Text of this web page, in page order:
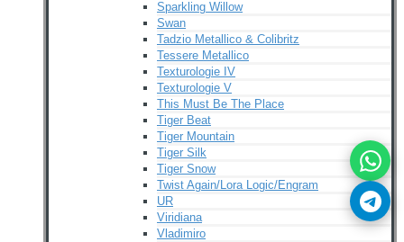
Sparkling Willow
Swan
Tadzio Metallico & Colibritz
Tessere Metallico
Texturologie IV
Texturologie V
This Must Be The Place
Tiger Beat
Tiger Mountain
Tiger Silk
Tiger Snow
Twist Again/Lora Logic/Engram
UR
Viridiana
Vladimiro